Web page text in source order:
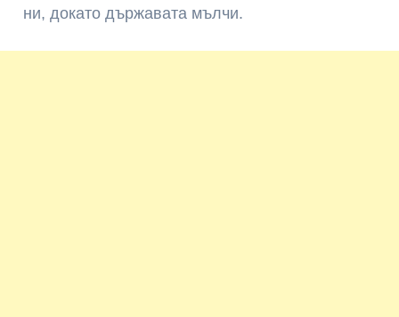
ни, докато държавата мълчи.